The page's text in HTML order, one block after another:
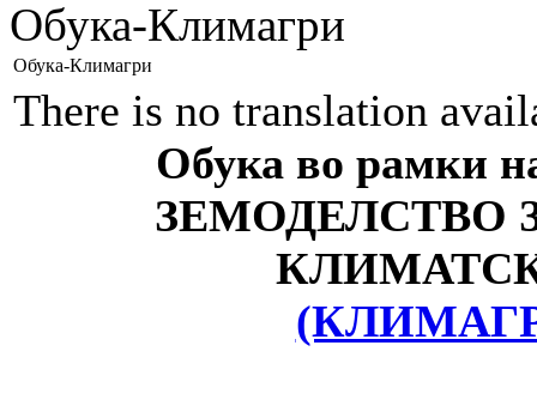
Обука-Климагри
Обука-Климагри
There is no translation
Обука во рамки
ЗЕМОДЕЛСТВО